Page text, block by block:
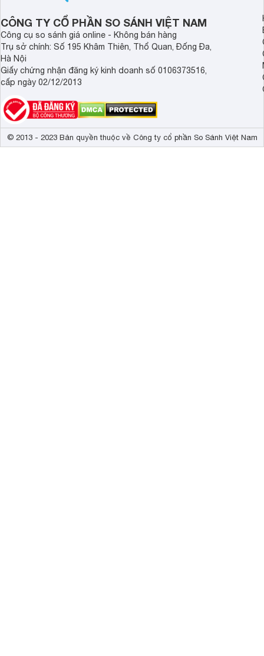
Kết nối không dây Intel Wi-Fi 6,
Webcam Full HD
Tính năng khác Khóa bảo
Loại Pin
Dung lượng
Kích thước 313 x 219.3
Trọng lượng 1.43 kg
CÔNG TY CỔ PHẦN SO SÁNH VIỆT NAM
Công cụ so sánh giá online - Không bán hàng
Trụ sở chính: Số 195 Khâm Thiên, Thổ Quan, Đống Đa,
Hà Nội
Giấy chứng nhận đăng ký kinh doanh số 0106373516,
cấp ngày 02/12/2013
© 2013 - 2023 Bản quyền thuộc về Công ty cổ phần So Sánh Việt Nam